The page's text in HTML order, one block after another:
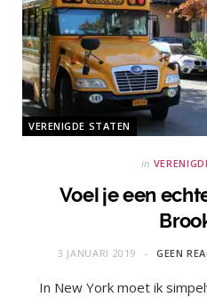
VERENIGDE STATEN
in
Voel je een
3 JANUARI 2019 GEEN
In New York moet ik